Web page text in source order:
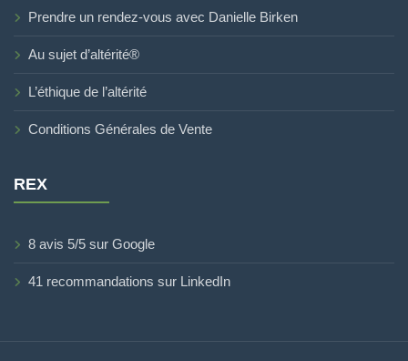
Prendre un rendez-vous avec Danielle Birken
Au sujet d’altérité®
L’éthique de l’altérité
Conditions Générales de Vente
REX
8 avis 5/5 sur Google
41 recommandations sur LinkedIn